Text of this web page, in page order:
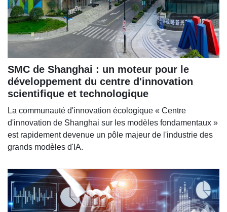
SMC de Shanghai : un moteur pour le
développement du centre d'innovation
scientifique et technologique
La communauté d'innovation écologique « Centre
d'innovation de Shanghai sur les modèles fondamentaux »
est rapidement devenue un pôle majeur de l'industrie des
grands modèles d'IA.